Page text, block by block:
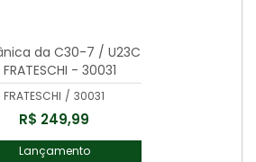
da C30-7 / U23C
- 30031
FRATESCHI / 30031
R$ 249,99
Lançamento